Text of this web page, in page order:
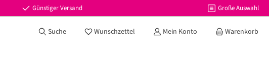
Günstiger Versand Große Auswahl
Suche Wunschzettel Du hast 0 Produkte auf dem Merkzettel
Mein Konto Warenkorb